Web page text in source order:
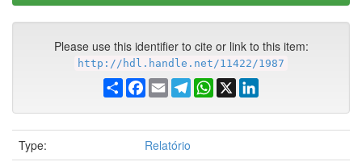
Please use this identifier to cite or link to this item:
http://hdl.handle.net/11422/1987
ShareFacebook
EmailTelegramWhatsApp
X
Type:
Relatório